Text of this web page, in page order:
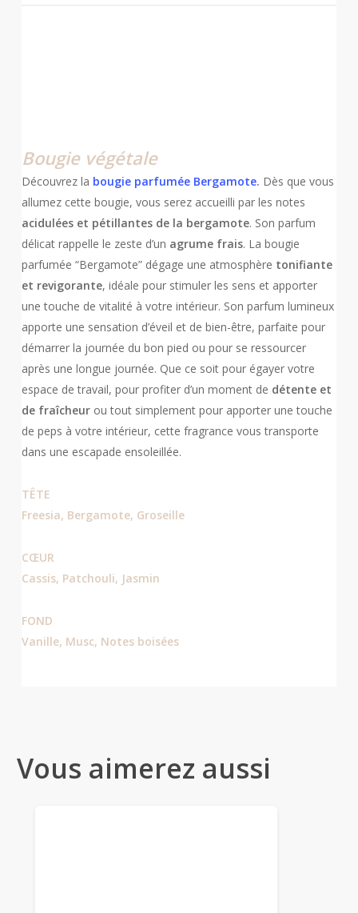
Bougie végétale
Découvrez la bougie parfumée Bergamote. Dès que vous
allumez cette bougie, vous serez accueilli par les notes
acidulées et pétillantes de la bergamote. Son parfum
délicat rappelle le zeste d’un agrume frais. La bougie
parfumée “Bergamote” dégage une atmosphère tonifiante
et revigorante, idéale pour stimuler les sens et apporter
une touche de vitalité à votre intérieur. Son parfum lumineux
apporte une sensation d’éveil et de bien-être, parfaite pour
démarrer la journée du bon pied ou pour se ressourcer
après une longue journée. Que ce soit pour égayer votre
espace de travail, pour profiter d’un moment de détente et
de fraîcheur ou tout simplement pour apporter une touche
de peps à votre intérieur, cette fragrance vous transporte
dans une escapade ensoleillée.
TÊTE
Freesia, Bergamote, Groseille
CŒUR
Cassis, Patchouli, Jasmin
FOND
Vanille, Musc, Notes boisées
Vous aimerez aussi